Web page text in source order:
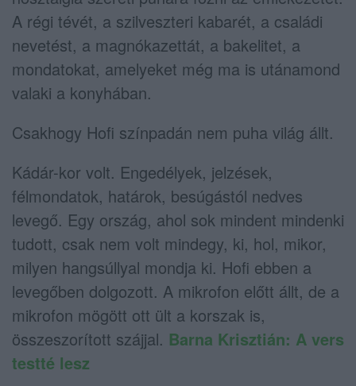
A régi tévét, a szilveszteri kabarét, a családi
nevetést, a magnókazettát, a bakelitet, a
mondatokat, amelyeket még ma is utánamond
valaki a konyhában.
Csakhogy Hofi színpadán nem puha világ állt.
Kádár-kor volt. Engedélyek, jelzések,
félmondatok, határok, besúgástól nedves
levegő. Egy ország, ahol sok mindent mindenki
tudott, csak nem volt mindegy, ki, hol, mikor,
milyen hangsúllyal mondja ki. Hofi ebben a
levegőben dolgozott. A mikrofon előtt állt, de a
mikrofon mögött ott ült a korszak is,
összeszorított szájjal. Barna Krisztián: A vers
testté lesz